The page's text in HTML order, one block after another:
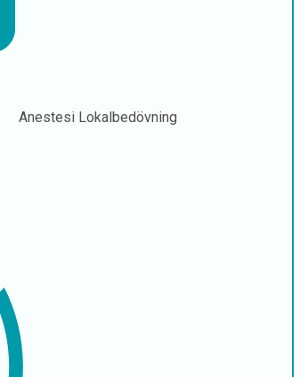
Anestesi Lokalbedövning